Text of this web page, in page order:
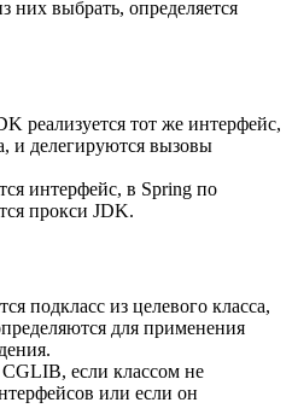
них выбрать, определяется
реализуется тот же интерфейс,
и делегируются вызовы
интерфейс, в Spring по
прокси JDK.
подкласс из целевого класса,
для применения
если классом не
или если он